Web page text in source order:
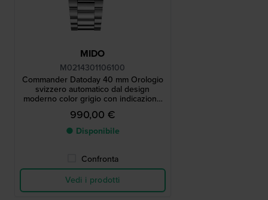
MIDO
M0214301106100
Commander Datoday 40 mm Orologio
svizzero automatico dal design
moderno color grigio con indicazione
del giorno e della data
990,00 €
● Disponibile
Confronta
Vedi i prodotti